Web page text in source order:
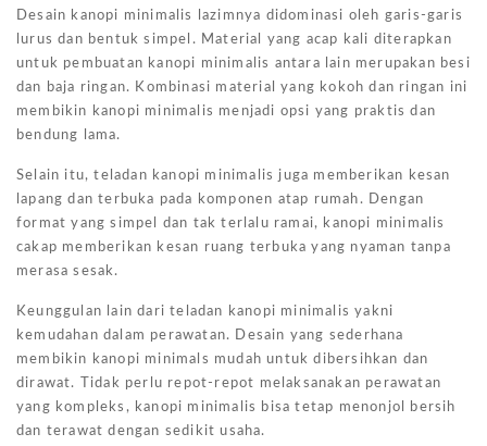
Desain kanopi minimalis lazimnya didominasi oleh garis-garis
lurus dan bentuk simpel. Material yang acap kali diterapkan
untuk pembuatan kanopi minimalis antara lain merupakan besi
dan baja ringan. Kombinasi material yang kokoh dan ringan ini
membikin kanopi minimalis menjadi opsi yang praktis dan
bendung lama.
Selain itu, teladan kanopi minimalis juga memberikan kesan
lapang dan terbuka pada komponen atap rumah. Dengan
format yang simpel dan tak terlalu ramai, kanopi minimalis
cakap memberikan kesan ruang terbuka yang nyaman tanpa
merasa sesak.
Keunggulan lain dari teladan kanopi minimalis yakni
kemudahan dalam perawatan. Desain yang sederhana
membikin kanopi minimals mudah untuk dibersihkan dan
dirawat. Tidak perlu repot-repot melaksanakan perawatan
yang kompleks, kanopi minimalis bisa tetap menonjol bersih
dan terawat dengan sedikit usaha.